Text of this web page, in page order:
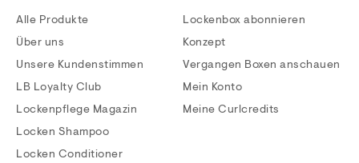
Alle Produkte
Über uns
Unsere Kundenstimmen
LB Loyalty Club
Lockenpflege Magazin
Locken Shampoo
Locken Conditioner
Lockenbox abonnieren
Konzept
Vergangen Boxen anschauen
Mein Konto
Meine Curlcredits